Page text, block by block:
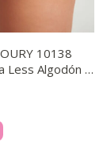
10138
Less Algodón y